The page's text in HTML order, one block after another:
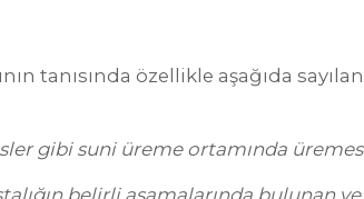
tanısında özellikle aşağıda
gibi suni üreme ortamında
belirli aşamalarında bulunan